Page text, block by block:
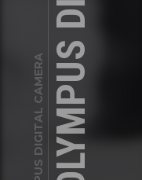
OLYMPUS DIGITAL CAMERA